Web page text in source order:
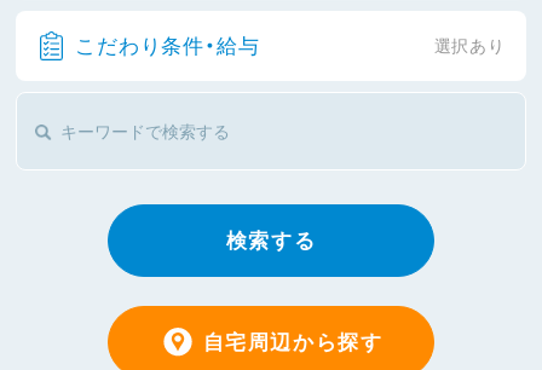
こだわり条件・給与 選択あり
検索する
自宅周辺から探す